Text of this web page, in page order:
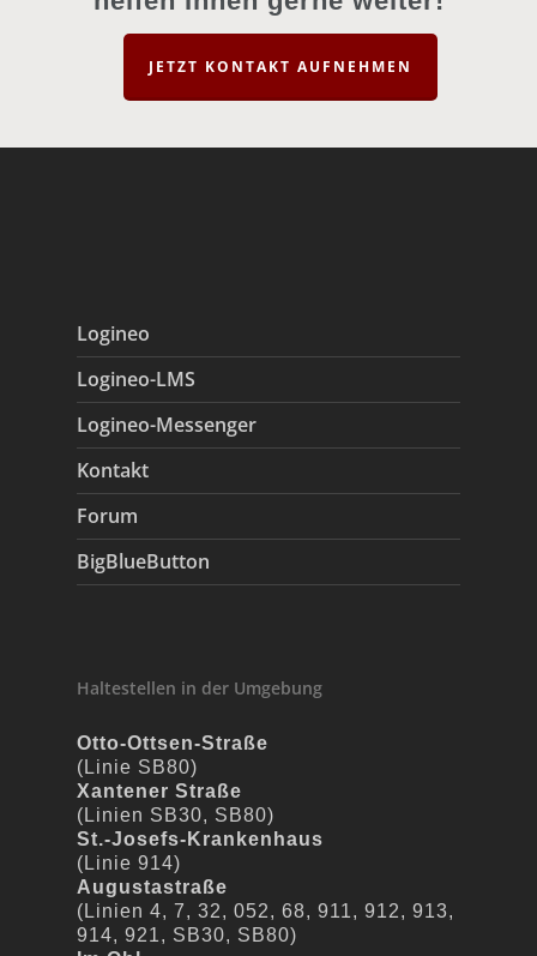
JETZT KONTAKT AUFNEHMEN
Logineo
Logineo-LMS
Logineo-Messenger
Kontakt
Forum
BigBlueButton
Haltestellen in der Umgebung
Otto-Ottsen-Straße
(Linie SB80)
Xantener Straße
(Linien SB30, SB80)
St.-Josefs-Krankenhaus
(Linie 914)
Augustastraße
(Linien 4, 7, 32, 052, 68, 911, 912, 913,
914, 921, SB30, SB80)